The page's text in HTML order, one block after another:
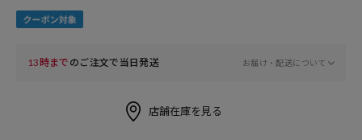
13時まで のご注文で当日発送 お届け・配送について
店舗在庫を見る